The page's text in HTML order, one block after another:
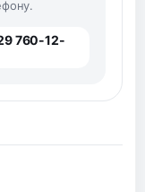
760-12-